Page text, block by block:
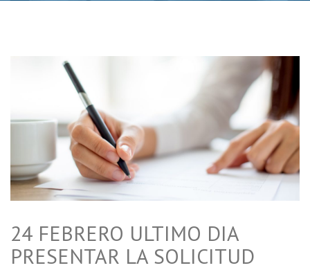
24 FEBRERO ULTIMO DIA
PRESENTAR LA SOLICITUD